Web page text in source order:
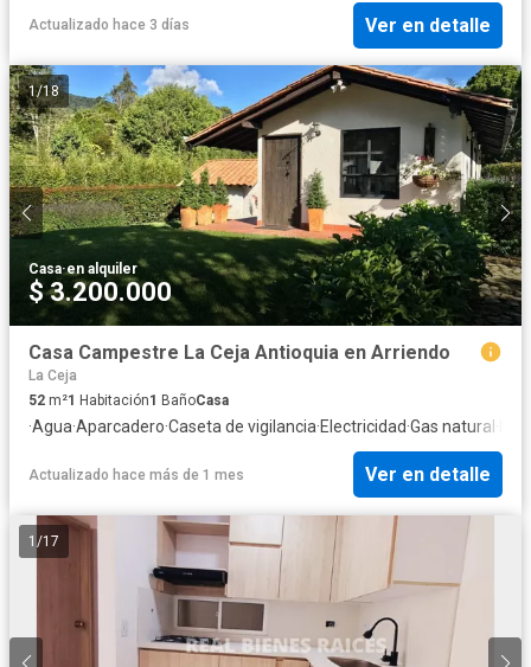
Actualizado hace 3 días Ver en detalle
1/18
Casa·en alquiler
$ 3.200.000
Casa Campestre La Ceja Antioquia en Arriendo
La Ceja
52 m²1 Habitación1 BañoCasa
·Agua·Aparcadero·Caseta de vigilancia·Electricidad·Gas natural
Actualizado hace más de 1 mes Ver en detalle
1 /17